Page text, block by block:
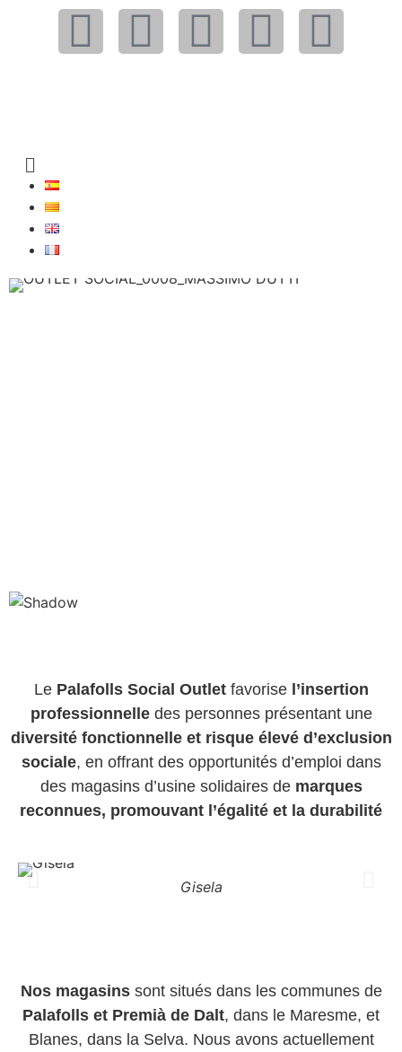
Le Palafolls Social Outletfavorise l’insertion
professionnelledes personnes présentant une
diversité fonctionnelle et risque élevé d’exclusion
sociale, en offrant des opportunités d’emploi dans
des magasins d’usine solidaires de marques
reconnues, promouvant l’égalité et la durabilité
Gisela
Nos magasinssont situés dans les communes de
Palafolls et Premià de Dalt, dans le Maresme, et
Blanes, dans la Selva. Nous avons actuellement